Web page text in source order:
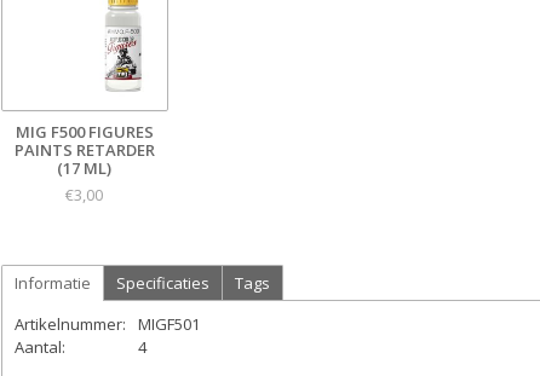
MIG F500 FIGURES
PAINTS RETARDER
(17 ML)
€3,00
Informatie Specificaties
Tags
Artikelnummer:
MIGF501
Aantal:
4